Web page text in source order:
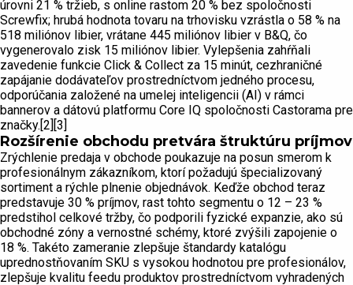
úrovni 21 % tržieb, s online rastom 20 % bez spoločnosti
Screwfix; hrubá hodnota tovaru na trhovisku vzrástla o 58 % na
518 miliónov libier, vrátane 445 miliónov libier v B&Q, čo
vygenerovalo zisk 15 miliónov libier. Vylepšenia zahŕňali
zavedenie funkcie Click & Collect za 15 minút, cezhraničné
zapájanie dodávateľov prostredníctvom jedného procesu,
odporúčania založené na umelej inteligencii (AI) v rámci
bannerov a dátovú platformu Core IQ spoločnosti Castorama pre
značky.[2][3]
Rozšírenie obchodu pretvára štruktúru príjmov
Zrýchlenie predaja v obchode poukazuje na posun smerom k
profesionálnym zákazníkom, ktorí požadujú špecializovaný
sortiment a rýchle plnenie objednávok. Keďže obchod teraz
predstavuje 30 % príjmov, rast tohto segmentu o 12 – 23 %
predstihol celkové tržby, čo podporili fyzické expanzie, ako sú
obchodné zóny a vernostné schémy, ktoré zvýšili zapojenie o
18 %. Takéto zameranie zlepšuje štandardy katalógu
uprednostňovaním SKU s vysokou hodnotou pre profesionálov,
zlepšuje kvalitu feedu produktov prostredníctvom vyhradených